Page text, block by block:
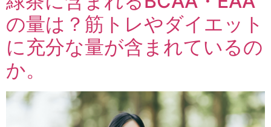
の量は？筋トレやダイエット
に充分な量が含まれているの
か。